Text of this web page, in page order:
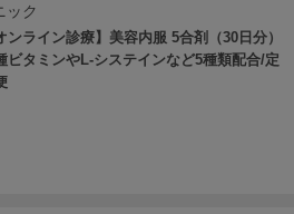
ック
ンライン診療】美容内服 5合剤（30日分）
ビタミンやL-システインなど5種類配合/定